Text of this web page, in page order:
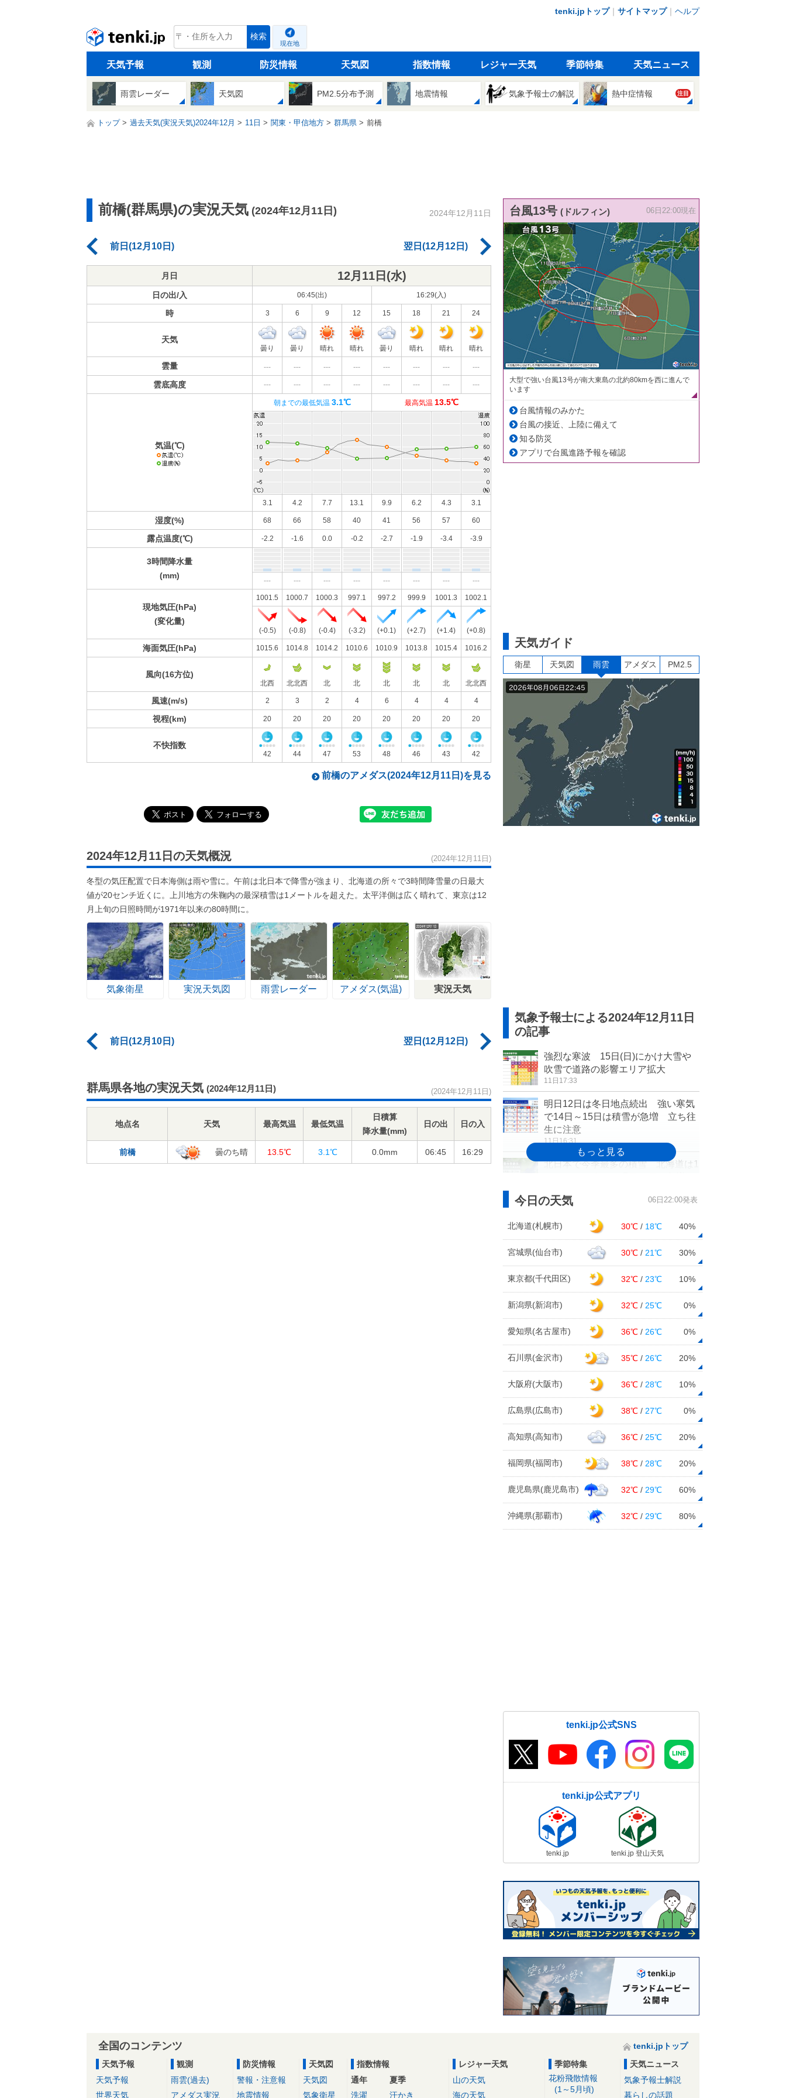
tenki.jpトップ｜ サイトマップ｜ ヘルプ
tenki.jp 検索
現在地
天気予報 観測 防災情報 天気図 指数情報 レジャー天気 季節特集 天気ニュース
雨雲レーダー 天気図 PM2.5分布予測 地震情報 気象予報士の解説 熱中症情報 注目
トップ 過去天気(実況天気)2024年12月 11日 関東・甲信地方 群馬県 前橋
前橋(群馬県)の実況天気 (2024年12月11日) 2024年12月11日
前日(12月10日) 翌日(12月12日)
月日 12月11日(水)
日の出/入 06:45(出) 16:29(入)
時 3 6 9 12 15 18 21 24
天気
曇り 曇り 晴れ 晴れ 曇り 晴れ 晴れ 晴れ
雲量 --- --- --- --- --- --- --- ---
雲底高度 --- --- --- --- --- --- --- ---
気温(℃)
朝までの最低気温 3.1℃ 最高気温 13.5℃
3.1 4.2 7.7 13.1 9.9 6.2 4.3 3.1
湿度(%) 68 66 58 40 41 56 57 60
露点温度(℃) -2.2 -1.6 0.0 -0.2 -2.7 -1.9 -3.4 -3.9
3時間降水量
(mm)
--- --- --- --- --- --- --- ---
現地気圧(hPa)
(変化量)
1001.5 1000.7 1000.3 997.1 997.2 999.9 1001.3 1002.1
(-0.5) (-0.8) (-0.4) (-3.2) (+0.1) (+2.7) (+1.4) (+0.8)
海面気圧(hPa) 1015.6 1014.8 1014.2 1010.6 1010.9 1013.8 1015.4 1016.2
風向(16方位)
北西 北北西 北 北 北 北 北 北北西
風速(m/s) 2 3 2 4 6 4 4 4
視程(km) 20 20 20 20 20 20 20 20
不快指数
42 44 47 53 48 46 43 42
前橋のアメダス(2024年12月11日)を見る
2024年12月11日の天気概況 (2024年12月11日)
冬型の気圧配置で日本海側は雨や雪に。午前は北日本で降雪が強まり、北海道の所々で3時間降雪量の日最大
値が20センチ近くに。上川地方の朱鞠内の最深積雪は1メートルを超えた。太平洋側は広く晴れて、東京は12
月上旬の日照時間が1971年以来の80時間に。
気象衛星 実況天気図 雨雲レーダー アメダス(気温) 実況天気
前日(12月10日) 翌日(12月12日)
群馬県各地の実況天気 (2024年12月11日) (2024年12月11日)
地点名 天気 最高気温 最低気温
日積算
降水量(mm)
日の出 日の入
前橋 曇のち晴 13.5℃ 3.1℃ 0.0mm 06:45 16:29
台風13号 (ドルフィン) 06日22:00現在
大型で強い台風13号が南大東島の北約80kmを西に進んで
います
台風情報のみかた
台風の接近、上陸に備えて
知る防災
アプリで台風進路予報を確認
天気ガイド
衛星 天気図 雨雲 アメダス PM2.5
気象予報士による2024年12月11日
の記事
強烈な寒波 15日(日)にかけ大雪や
吹雪で道路の影響エリア拡大
11日17:33
明日12日は冬日地点続出 強い寒気
で14日～15日は積雪が急増 立ち往
生に注意
11日16:31
北日本で今季最多の積雪 北海道は1
11日15:13
今日11日 帰宅時は大阪など近畿の
都市部でも通り雨の可能性 急な雨
や落雷に注意
年末年始の天気傾向 年の瀬は日本
海側で局地的な大雪に注意 防寒対
策はしっかりと
11日14:00
中国地方は日本海側で断続的に雨や
雪 14日～15日は平地も雪に 積雪
や凍結に注意
11日13:37
週末は強い寒気が南下 山間部は大
雪の恐れ 静岡県もシーズン最初の
雪に注意
11日13:28
東京の12月上旬は冬晴れ続く 日照
時間は80時間 雨もなし
11日13:04
14日～15日は荒天 太平洋側でも大
雪のおそれ 厳しい寒さ ヒートシ
11日 日本海側は雪や雨 北日本は
大雪も 太平洋側は晴天 各地で冬
の寒さが続く
今日の天気 06日22:00発表
北海道(札幌市) 30℃ / 18℃ 40%
宮城県(仙台市) 30℃ / 21℃ 30%
東京都(千代田区) 32℃ / 23℃ 10%
新潟県(新潟市) 32℃ / 25℃ 0%
愛知県(名古屋市) 36℃ / 26℃ 0%
石川県(金沢市) 35℃ / 26℃ 20%
大阪府(大阪市) 36℃ / 28℃ 10%
広島県(広島市) 38℃ / 27℃ 0%
高知県(高知市) 36℃ / 25℃ 20%
福岡県(福岡市) 38℃ / 28℃ 20%
鹿児島県(鹿児島市) 32℃ / 29℃ 60%
沖縄県(那覇市) 32℃ / 29℃ 80%
tenki.jp公式SNS
tenki.jp公式アプリ
tenki.jp tenki.jp 登山天気
全国のコンテンツ
tenki.jpトップ
天気予報
天気予報
世界天気
観測
雨雲(過去)
アメダス実況
防災情報
警報・注意報
地震情報
天気図
天気図
気象衛星
指数情報
通年
洗濯
夏季
汗かき
レジャー天気
山の天気
海の天気
季節特集
花粉飛散情報
(1～5月頃)
天気ニュース
気象予報士解説
暮らしの話題